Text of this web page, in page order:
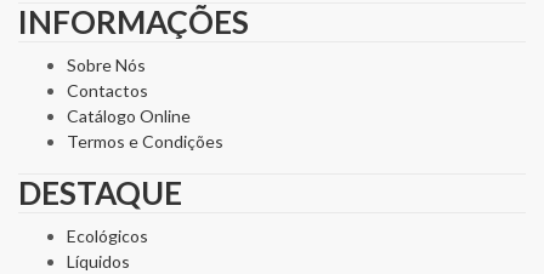
INFORMAÇÕES
Sobre Nós
Contactos
Catálogo Online
Termos e Condições
DESTAQUE
Ecológicos
Líquidos